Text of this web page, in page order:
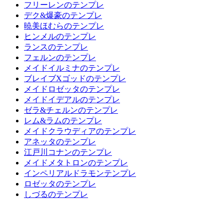
フリーレンのテンプレ
デク&爆豪のテンプレ
暁美ほむらのテンプレ
ヒンメルのテンプレ
ランスのテンプレ
フェルンのテンプレ
メイドイルミナのテンプレ
ブレイブXゴッドのテンプレ
メイドロゼッタのテンプレ
メイドイデアルのテンプレ
ゼラ&チェルンのテンプレ
レム&ラムのテンプレ
メイドクラウディアのテンプレ
アネッタのテンプレ
江戸川コナンのテンプレ
メイドメタトロンのテンプレ
インペリアルドラモンテンプレ
ロゼッタのテンプレ
しづるのテンプレ